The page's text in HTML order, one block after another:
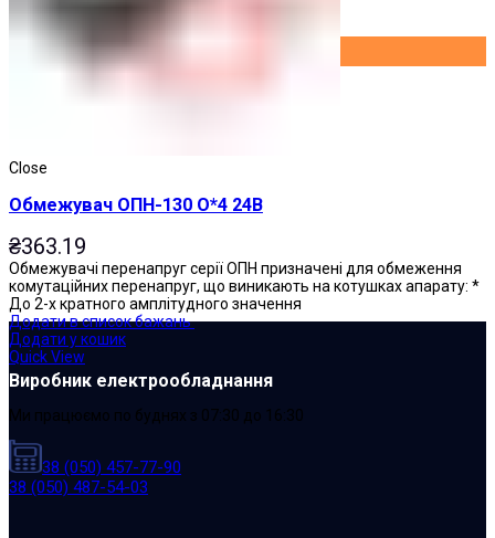
Close
Обмежувач ОПН-130 О*4 24В
₴363.19
Обмежувачі перенапруг серії ОПН призначені для обмеження
комутаційних перенапруг, що виникають на котушках апарату: *
До 2-х кратного амплітудного значення
Додати в список бажань
Додати у кошик
Quick View
Виробник електрообладнання
Ми працюємо по буднях з 07:30 до 16:30
38 (050) 457-77-90
38 (050) 487-54-03